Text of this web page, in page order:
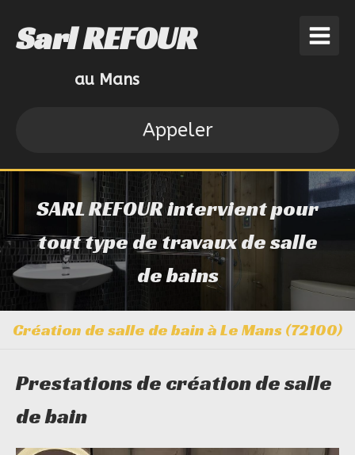
Sarl REFOUR
au Mans
Appeler
SARL REFOUR intervient pour
tout type de travaux de salle
de bains
Création de salle de bain à Le Mans (72100)
Prestations de création de salle
de bain